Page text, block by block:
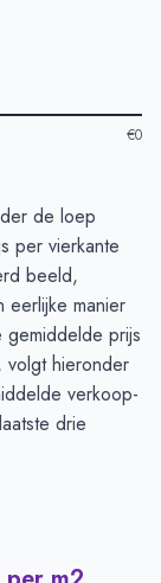
€0
de loep
per vierkante
beeld,
manier
prijs
volgt hieronder
verkoop-
drie